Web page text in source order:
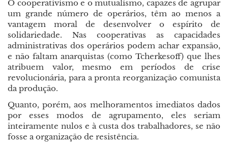
O cooperativismo e o mutualismo, capazes de agrupar
um grande número de operários, têm ao menos a
vantagem moral de desenvolver o espírito de
solidariedade. Nas cooperativas as capacidades
administrativas dos operários podem achar expansão,
e não faltam anarquistas (como Tcherkesoff) que lhes
atribuem valor, mesmo em períodos de crise
revolucionária, para a pronta reorganização comunista
da produção.
Quanto, porém, aos melhoramentos imediatos dados
por esses modos de agrupamento, eles seriam
inteiramente nulos e à custa dos trabalhadores, se não
fosse a organização de resistência.